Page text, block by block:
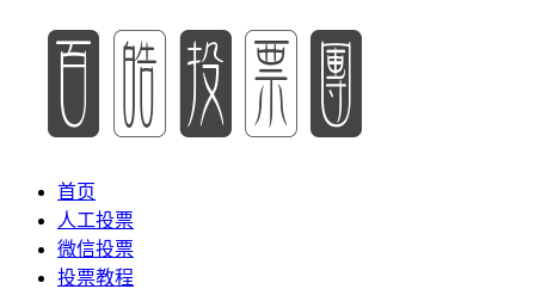
首页
人工投票
微信投票
投票教程